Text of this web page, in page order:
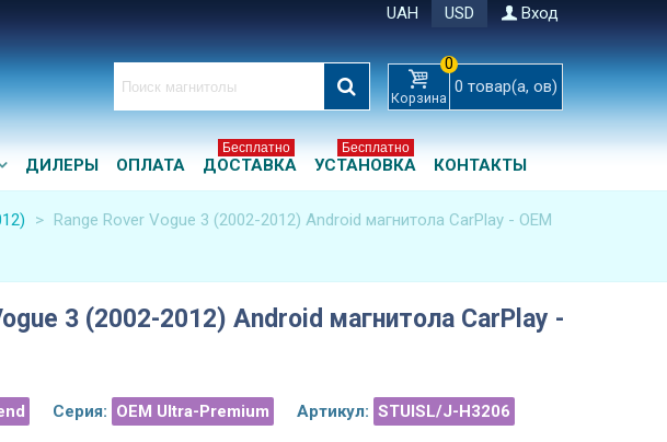
UAH USD Вход
Корзина
0
0 товар(а, ов)
ДИЛЕРЫ ОПЛАТА ДОСТАВКА
Бесплатно
УСТАНОВКА
Бесплатно
КОНТАКТЫ
> Range Rover Vogue 3 (2002-2012) Android магнитола CarPlay - OEM
3 (2002-2012) Android магнитола CarPlay -
Серия: OEM Ultra-Premium Артикул: STUISL/J-H3206